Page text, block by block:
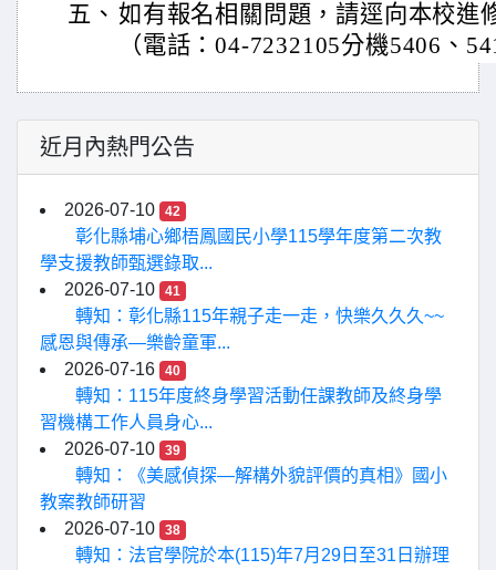
五、 如有報名相關問題，請逕向本校進
（電話：04-7232105分機5406、
近月內熱門公告
2026-07-10 42
彰化縣埔心鄉梧鳳國民小學115學年度第二次教
學支援教師甄選錄取...
2026-07-10
41
轉知：彰化縣115年親子走一走，快樂久久久~~
感恩與傳承—樂齡童軍...
2026-07-16
40
轉知：115年度終身學習活動任課教師及終身學
習機構工作人員身心...
2026-07-10
39
轉知：《美感偵探—解構外貌評價的真相》國小
教案教師研習
2026-07-10
38
轉知：法官學院於本(115)年7月29日至31日辦理